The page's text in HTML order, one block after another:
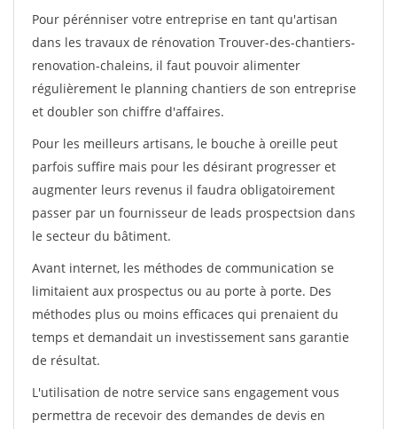
Pour pérénniser votre entreprise en tant qu'artisan
dans les travaux de rénovation Trouver-des-chantiers-
renovation-chaleins, il faut pouvoir alimenter
régulièrement le planning chantiers de son entreprise
et doubler son chiffre d'affaires.
Pour les meilleurs artisans, le bouche à oreille peut
parfois suffire mais pour les désirant progresser et
augmenter leurs revenus il faudra obligatoirement
passer par un fournisseur de leads prospectsion dans
le secteur du bâtiment.
Avant internet, les méthodes de communication se
limitaient aux prospectus ou au porte à porte. Des
méthodes plus ou moins efficaces qui prenaient du
temps et demandait un investissement sans garantie
de résultat.
L'utilisation de notre service sans engagement vous
permettra de recevoir des demandes de devis en